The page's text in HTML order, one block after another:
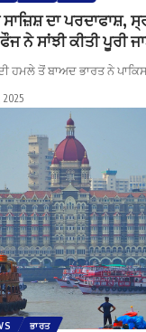
ਦਾ ਪਰਦਾਫਾਸ਼,
ਨੇ ਸਾਂਝੀ ਕੀਤੀ ਪੂਰੀ
ਹਮਲੇ ਤੋਂ ਬਾਅਦ ਭਾਰਤ ਨੇ
2025
ਭਾਰਤ